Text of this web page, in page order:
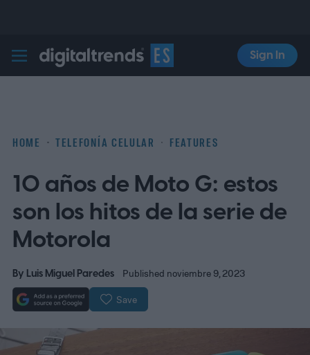
Digital Trends Español
Sign In
HOME TELEFONÍA CELULAR FEATURES
10 años de Moto G: estos
son los hitos de la serie de
Motorola
By Luis Miguel Paredes Published noviembre 9, 2023
Save